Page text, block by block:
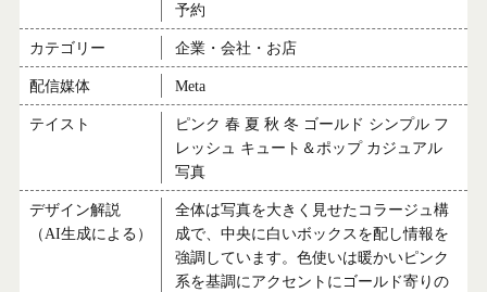
予約
カテゴリー 企業・会社・お店
配信媒体 Meta
テイスト
ピンク 春 夏 秋 冬 ゴールド シンプル フ
レッシュ キュート＆ポップ カジュアル
写真
デザイン解説
（AI生成による）
全体は写真を大きく見せたコラージュ構
成で、中央に白いボックスを配し情報を
強調しています。色使いは暖かいピンク
系を基調にアクセントにゴールド寄りの